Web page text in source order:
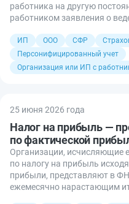
работника на другую
работником заявления о
ИП ООО СФР
Персонифицированный учет
Организация или ИП с
25 июня 2026 года
Налог на прибыль —
по фактической
Организации, исчисляющие
по налогу на прибыль
прибыли, представляют в
ежемесячно нарастающим